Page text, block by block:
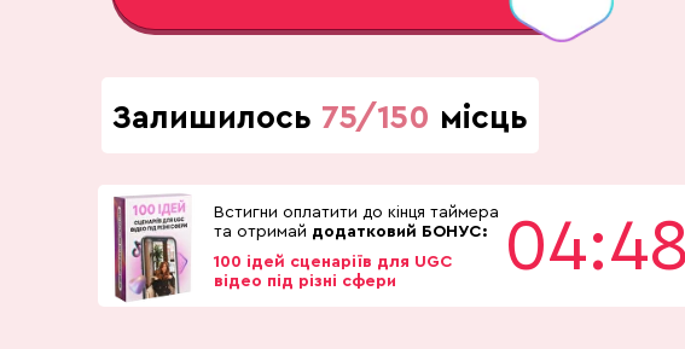
Залишилось 75/150 місць
04:47
100 ідей сценаріїв для UGC
відео під різні сфери
Встигни оплатити до кінця таймера
та отримай додатковий БОНУС: